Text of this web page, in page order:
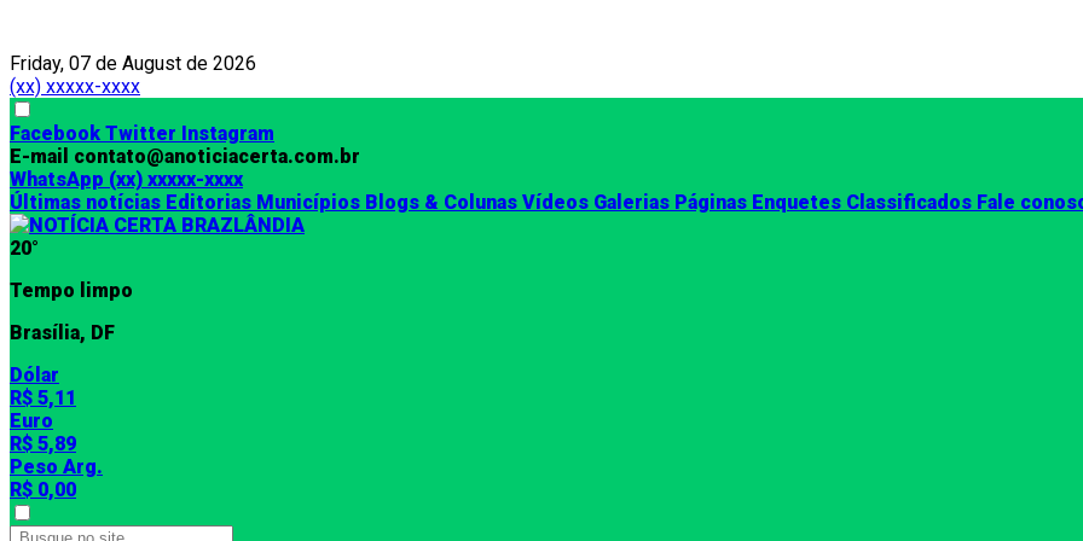
Friday, 07 de August de 2026
(xx) xxxxx-xxxx
Facebook Twitter Instagram
E-mail contato@anoticiacerta.com.br
WhatsApp (xx) xxxxx-xxxx
Últimas notícias Editorias Municípios Blogs & Colunas Vídeos Galerias Páginas Enquetes Classificados Fale
20°
Tempo limpo
Brasília, DF
Dólar
R$ 5,11
Euro
R$ 5,89
Peso Arg.
R$ 0,00